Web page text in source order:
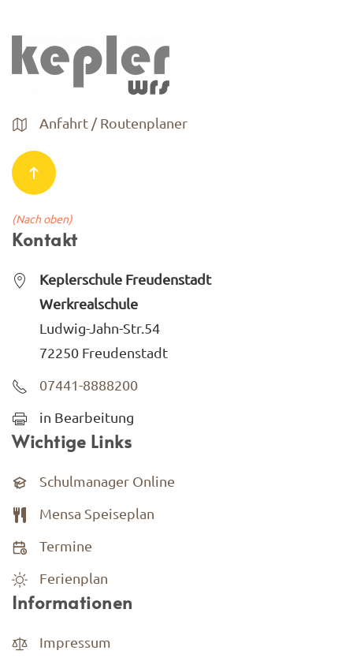
Anfahrt / Routenplaner
(Nach oben)
Kontakt
Keplerschule Freudenstadt
Werkrealschule
Ludwig-Jahn-Str.54
72250 Freudenstadt
07441-8888200
in Bearbeitung
Wichtige Links
Schulmanager Online
Mensa Speiseplan
Termine
Ferienplan
Informationen
Impressum